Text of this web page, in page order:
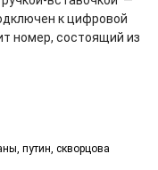
к цифровой
номер, состоящий из
, путин, скворцова